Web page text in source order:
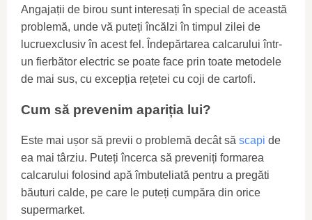
Angajații de birou sunt interesați în special de această
problemă, unde vă puteți încălzi în timpul zilei de
lucruexclusiv în acest fel. Îndepărtarea calcarului într-
un fierbător electric se poate face prin toate metodele
de mai sus, cu excepția rețetei cu coji de cartofi.
Cum să prevenim apariția lui?
Este mai ușor să previi o problemă decât să scapi de
ea mai târziu. Puteți încerca să preveniți formarea
calcarului folosind apă îmbuteliată pentru a pregăti
băuturi calde, pe care le puteți cumpăra din orice
supermarket.